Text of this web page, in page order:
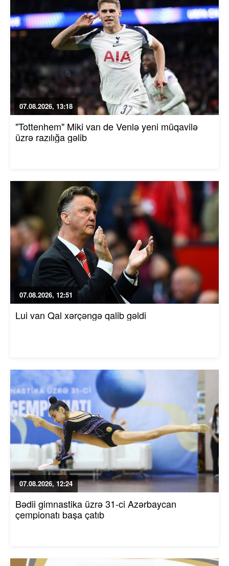
07.08.2026, 13:18
"Tottenhem" Miki van de Venlə yeni müqavilə
üzrə razılığa gəlib
07.08.2026, 12:51
Lui van Qal xərçəngə qalib gəldi
07.08.2026, 12:24
Bədii gimnastika üzrə 31-ci Azərbaycan
çempionatı başa çatıb